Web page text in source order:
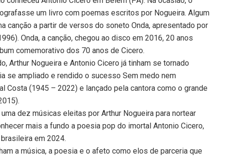
um livro com poemas escritos por Nogueira. Algum
canção a partir de versos do soneto Onda, apresentado por
Onda, a canção, chegou ao disco em 2016, 20 anos
comemorativo dos 70 anos de Cicero.
Arthur Nogueira e Antonio Cicero já tinham se tornado
se ampliado e rendido o sucesso Sem medo nem
Costa (1945 – 2022) e lançado pela cantora como o grande
dez músicas eleitas por Arthur Nogueira para nortear
mais a fundo a poesia pop do imortal Antonio Cicero,
em 2024.
a música, a poesia e o afeto como elos de parceria que